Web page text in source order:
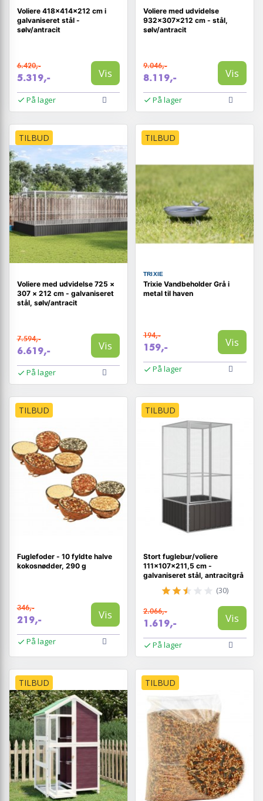
Voliere 418×414×212 cm i
galvaniseret stål -
sølv/antracit
6.420,-
5.319,- Vis
På lager
Voliere med udvidelse
932×307×212 cm - stål,
sølv/antracit
9.046,-
8.119,- Vis
På lager
TILBUD
Voliere med udvidelse 725 ×
307 × 212 cm - galvaniseret
stål, sølv/antracit
7.594,-
6.619,- Vis
På lager
TILBUD
TRIXIE
Trixie Vandbeholder Grå i
metal til haven
194,-
159,- Vis
På lager
TILBUD
Fuglefoder - 10 fyldte halve
kokosnødder, 290 g
346,-
219,- Vis
På lager
TILBUD
Stort fuglebur/voliere
111×107×211,5 cm -
galvaniseret stål, antracitgrå
(30)
2.066,-
1.619,- Vis
På lager
TILBUD TILBUD